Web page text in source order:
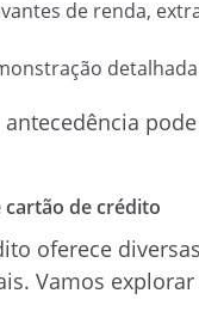
de renda,
cartão de crédito
oferece
Vamos